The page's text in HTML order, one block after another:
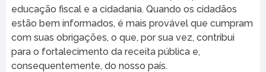
educação fiscal e a cidadania. Quando os cidadãos
estão bem informados, é mais provável que cumpram
com suas obrigações, o que, por sua vez, contribui
para o fortalecimento da receita pública e,
consequentemente, do nosso país.